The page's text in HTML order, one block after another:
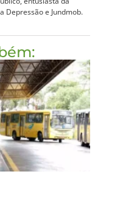
Depressão e Jundmob.